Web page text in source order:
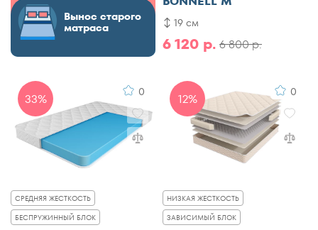
Вынос старого
матраса
6 800 р.
6 120 р.
19 см
33% 0
СРЕДНЯЯ ЖЕСТКОСТЬ
БЕСПРУЖИННЫЙ БЛОК
12% 0
НИЗКАЯ ЖЕСТКОСТЬ
ЗАВИСИМЫЙ БЛОК